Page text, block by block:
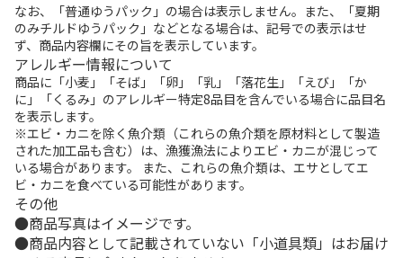
なお、「普通ゆうパック」の場合は表示しません。また、「夏期
のみチルドゆうパック」などとなる場合は、記号での表示はせ
ず、商品内容欄にその旨を表示しています。
アレルギー情報について
商品に「小麦」「そば」「卵」「乳」「落花生」「えび」「か
に」「くるみ」のアレルギー特定8品目を含んでいる場合に品目名
を表示します。
※エビ・カニを除く魚介類（これらの魚介類を原材料として製造
された加工品も含む）は、漁獲漁法によりエビ・カニが混じって
いる場合があります。 また、これらの魚介類は、エサとしてエ
ビ・カニを食べている可能性があります。
その他
商品写真はイメージです。
商品内容として記載されていない「小道具類」はお届け